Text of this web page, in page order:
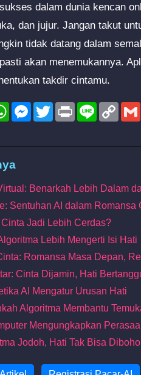
dalam dunia kencan
dan jujur. Jangan takut
tidak datang dalam
akan menemukannya.
takdir cintamu.
WhatsAppMessenger
TwitterPrint Line Copy
Link
Benarkah Lebih Dalam
Sentuhan AI dalam Romansa
Jadi Lebih Cerdas?
Lebih Mengerti Isi Hati
Romansa Masa Depan,
Cinta Dijamin, Hati
AI Mengatur Urusan Hati
Algoritma Membantu
Mengungkapkan
Jodoh, Hati Tak Bisa